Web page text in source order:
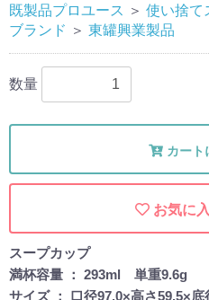
既製品プロユース ＞ 使い捨て
ブランド ＞ 東罐興業製品
数量
カート
お気に
スープカップ
満杯容量 ： 293ml 単重9.6g
サイズ ： 口径97.0×高さ59.5×底